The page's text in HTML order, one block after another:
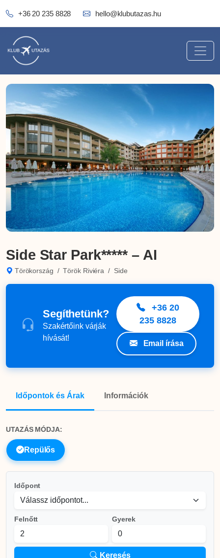
+36 20 235 8828 hello@klubutazas.hu
Side Star Park***** – AI
Törökország / Török Riviéra / Side
Segíthetünk?
Szakértőink várják
hívását!
+36 20
235 8828
Email írása
Időpontok és Árak Információk
UTAZÁS MÓDJA:
Repülős
Időpont
Felnőtt Gyerek
Keresés